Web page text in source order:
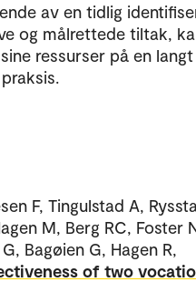
av en tidlig
og målrettede tiltak,
ressurser på en
F, Tingulstad A,
M, Berg RC, Foster
Bagøien G, Hagen R,
of two